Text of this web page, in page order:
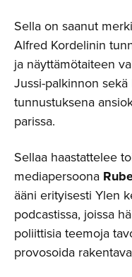
Sella on saanut
Alfred Kordelinin
ja näyttämötaiteen
Jussi-palkinnon
tunnustuksena
parissa.
Sellaa haastattelee
mediapersoona
ääni erityisesti Ylen
podcastissa, joissa
poliittisia teemoja
provosoida